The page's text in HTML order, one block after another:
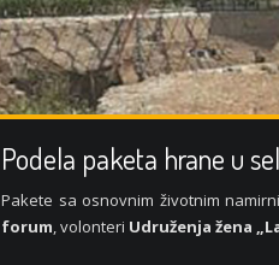
Podela paketa hrane u
Pakete sa osnovnim životnim
forum, volonteri Udruženja žena